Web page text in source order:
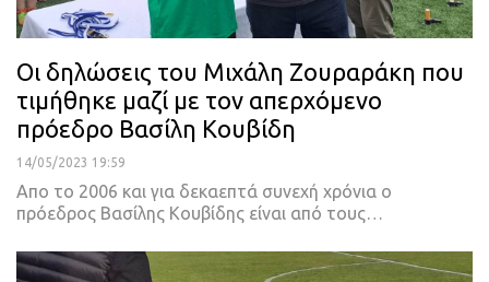
Οι δηλώσεις του Μιχάλη Ζουραράκη που
τιμήθηκε μαζί με τον απερχόμενο
πρόεδρο Βασίλη Κουβίδη
14/05/2023 19:59
Απο το 2006 και για δεκαεπτά συνεχή χρόνια ο
πρόεδρος Βασίλης Κουβίδης είναι από τους…